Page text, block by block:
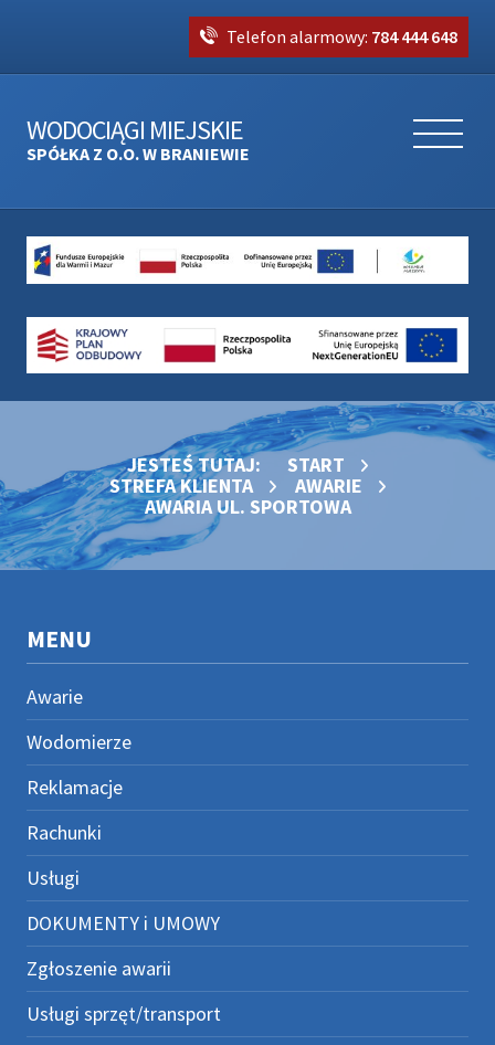
Telefon alarmowy: 784 444 648
WODOCIĄGI MIEJSKIE
SPÓŁKA Z O.O. W BRANIEWIE
JESTEŚ TUTAJ:
START
STREFA KLIENTA
AWARIE
AWARIA UL. SPORTOWA
MENU
Awarie
Wodomierze
Reklamacje
Rachunki
Usługi
DOKUMENTY i UMOWY
Zgłoszenie awarii
Usługi sprzęt/transport